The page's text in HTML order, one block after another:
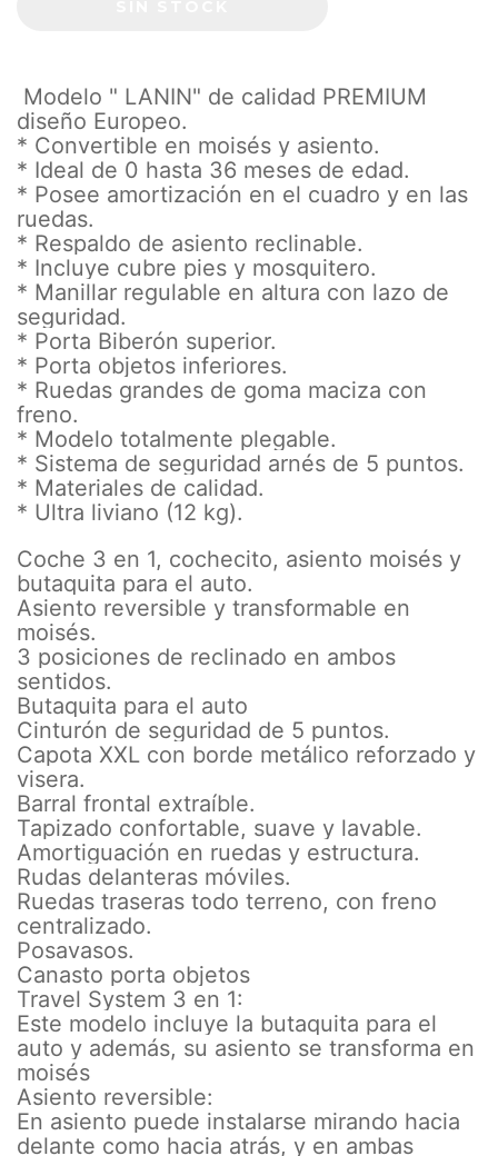
Modelo " LANIN" de calidad PREMIUM
diseño Europeo.
* Convertible en moisés y asiento.
* Ideal de 0 hasta 36 meses de edad.
* Posee amortización en el cuadro y en las
ruedas.
* Respaldo de asiento reclinable.
* Incluye cubre pies y mosquitero.
* Manillar regulable en altura con lazo de
seguridad.
* Porta Biberón superior.
* Porta objetos inferiores.
* Ruedas grandes de goma maciza con
freno.
* Modelo totalmente plegable.
* Sistema de seguridad arnés de 5 puntos.
* Materiales de calidad.
* Ultra liviano (12 kg).
Coche 3 en 1, cochecito, asiento moisés y
butaquita para el auto.
Asiento reversible y transformable en
moisés.
3 posiciones de reclinado en ambos
sentidos.
Butaquita para el auto
Cinturón de seguridad de 5 puntos.
Capota XXL con borde metálico reforzado y
visera.
Barral frontal extraíble.
Tapizado confortable, suave y lavable.
Amortiguación en ruedas y estructura.
Rudas delanteras móviles.
Ruedas traseras todo terreno, con freno
centralizado.
Posavasos.
Canasto porta objetos
Travel System 3 en 1:
Este modelo incluye la butaquita para el
auto y además, su asiento se transforma en
moisés
Asiento reversible:
En asiento puede instalarse mirando hacia
delante como hacia atrás, y en ambas